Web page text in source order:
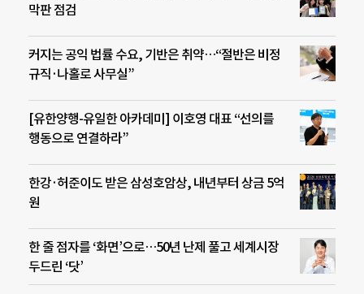
막판 점검
커지는 공익 법률 수요, 기반은 취약…“절반은 비정
규직·나홀로 사무실”
[유한양행-유일한 아카데미] 이호영 대표 “선의를
행동으로 연결하라”
한강·허준이도 받은 삼성호암상, 내년부터 상금 5억
원
한 줄 점자를 ‘화면’으로…50년 난제 풀고 세계시장
두드린 ‘닷’